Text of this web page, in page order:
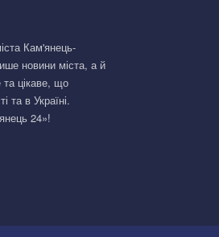
Кам'янець-
новини міста, а й
цікаве, що
та в Україні.
24»!